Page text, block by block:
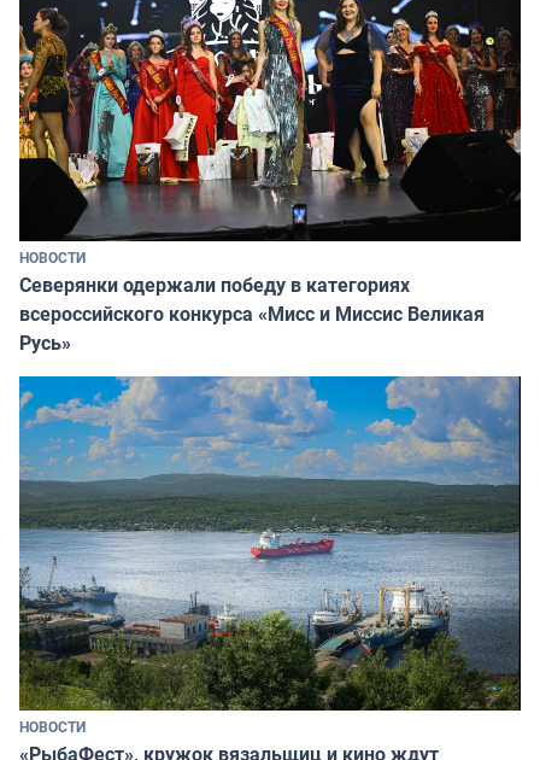
НОВОСТИ
Северянки одержали победу в категориях
всероссийского конкурса «Мисс и Миссис Великая
Русь»
НОВОСТИ
«РыбаФест», кружок вязальщиц и кино ждут